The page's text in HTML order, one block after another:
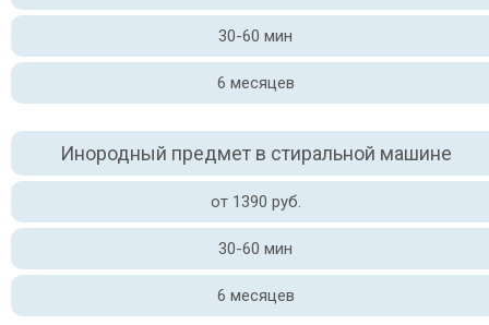
30-60 мин
6 месяцев
Инородный предмет в стиральной машине
от 1390 руб.
30-60 мин
6 месяцев